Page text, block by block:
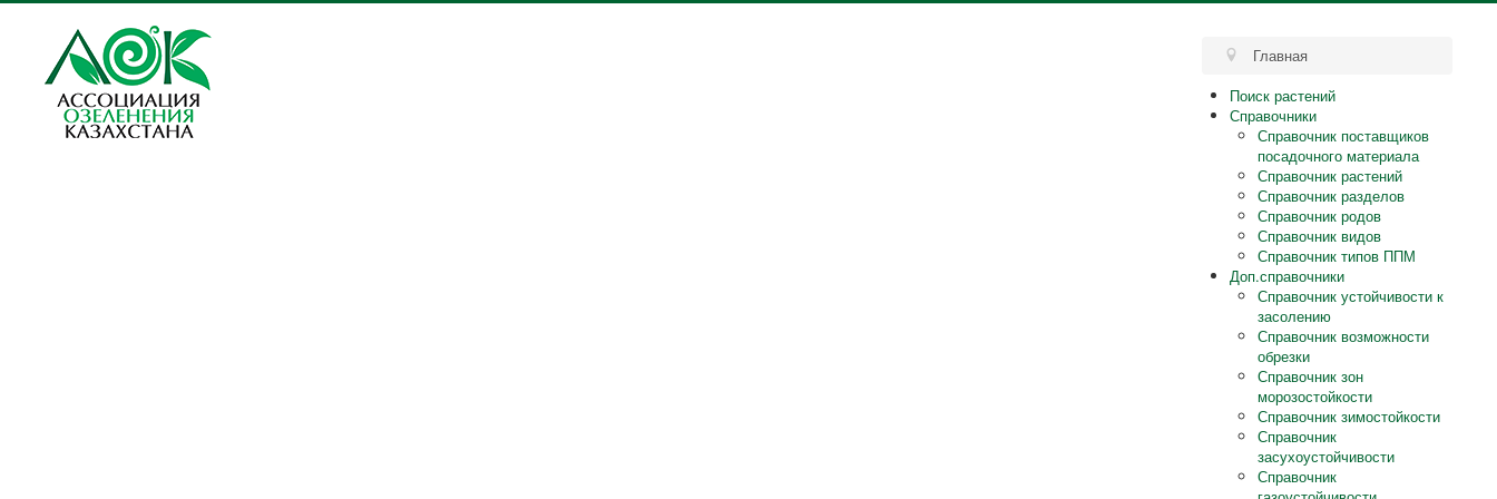
Главная
Поиск растений
Справочники
Справочник поставщиков
посадочного материала
Справочник растений
Справочник разделов
Справочник родов
Справочник видов
Справочник типов ППМ
Доп.справочники
Справочник устойчивости к
засолению
Справочник возможности
обрезки
Справочник зон
морозостойкости
Справочник зимостойкости
Справочник
засухоустойчивости
Справочник